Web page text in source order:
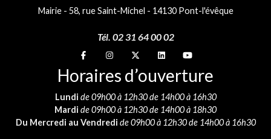
Mairie - 58, rue Saint-Michel - 14130 Pont-l'évêque
Tél. 02 31 64 00 02
Suivez-nous sur
Suivez-nous sur
Suivez-nous sur
Suivez-nous sur
Suivez-nous sur
Horaires d’ouverture
Lundi de 09h00 à 12h30 de 14h00 à 16h30
Mardi de 09h00 à 12h30 de 14h00 à 18h30
Du Mercredi au Vendredi de 09h00 à 12h30 de 14h00 à 16h30